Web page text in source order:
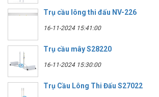
Trụ cầu lông thi đấu NV-226
16-11-2024 15:41:00
Trụ cầu mây S28220
16-11-2024 15:30:00
Trụ Cầu Lông Thi Đấu S27022